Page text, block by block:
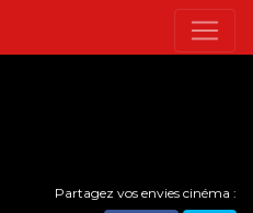
Partagez vos envies cinéma :